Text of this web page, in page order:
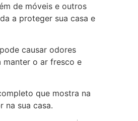
de móveis e outros
a proteger sua casa e
causar odores
manter o ar fresco e
que mostra na
na sua casa.